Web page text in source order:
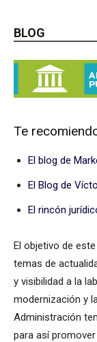
BLOG
Te
El blog de
El Blog de
El rincón
El objetivo de
temas de
y visibilidad a la
modernización y
Administración
para así